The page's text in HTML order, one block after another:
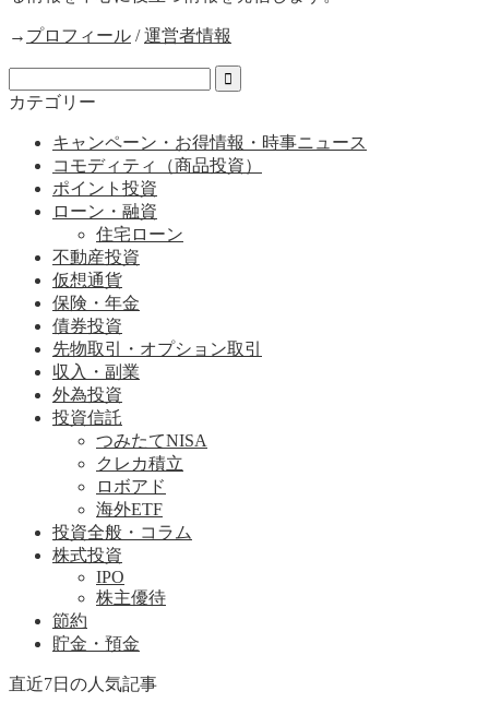
→ プロフィール /運営者情報
カテゴリー
キャンペーン・お得情報・時事ニュース
コモディティ（商品投資）
ポイント投資
ローン・融資
住宅ローン
不動産投資
仮想通貨
保険・年金
債券投資
先物取引・オプション取引
収入・副業
外為投資
投資信託
つみたてNISA
クレカ積立
ロボアド
海外ETF
投資全般・コラム
株式投資
IPO
株主優待
節約
貯金・預金
直近7日の人気記事